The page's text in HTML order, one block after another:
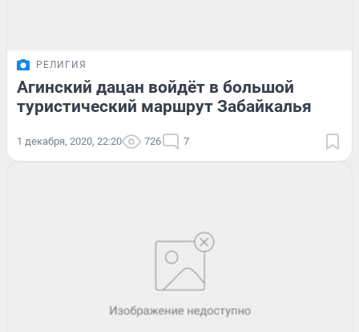
РЕЛИГИЯ
Агинский дацан войдёт в большой
туристический маршрут Забайкалья
1 декабря, 2020, 22:20 726 7